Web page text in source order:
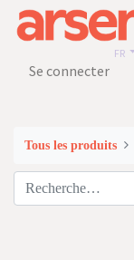
Se connecter
FR
Tous les produits